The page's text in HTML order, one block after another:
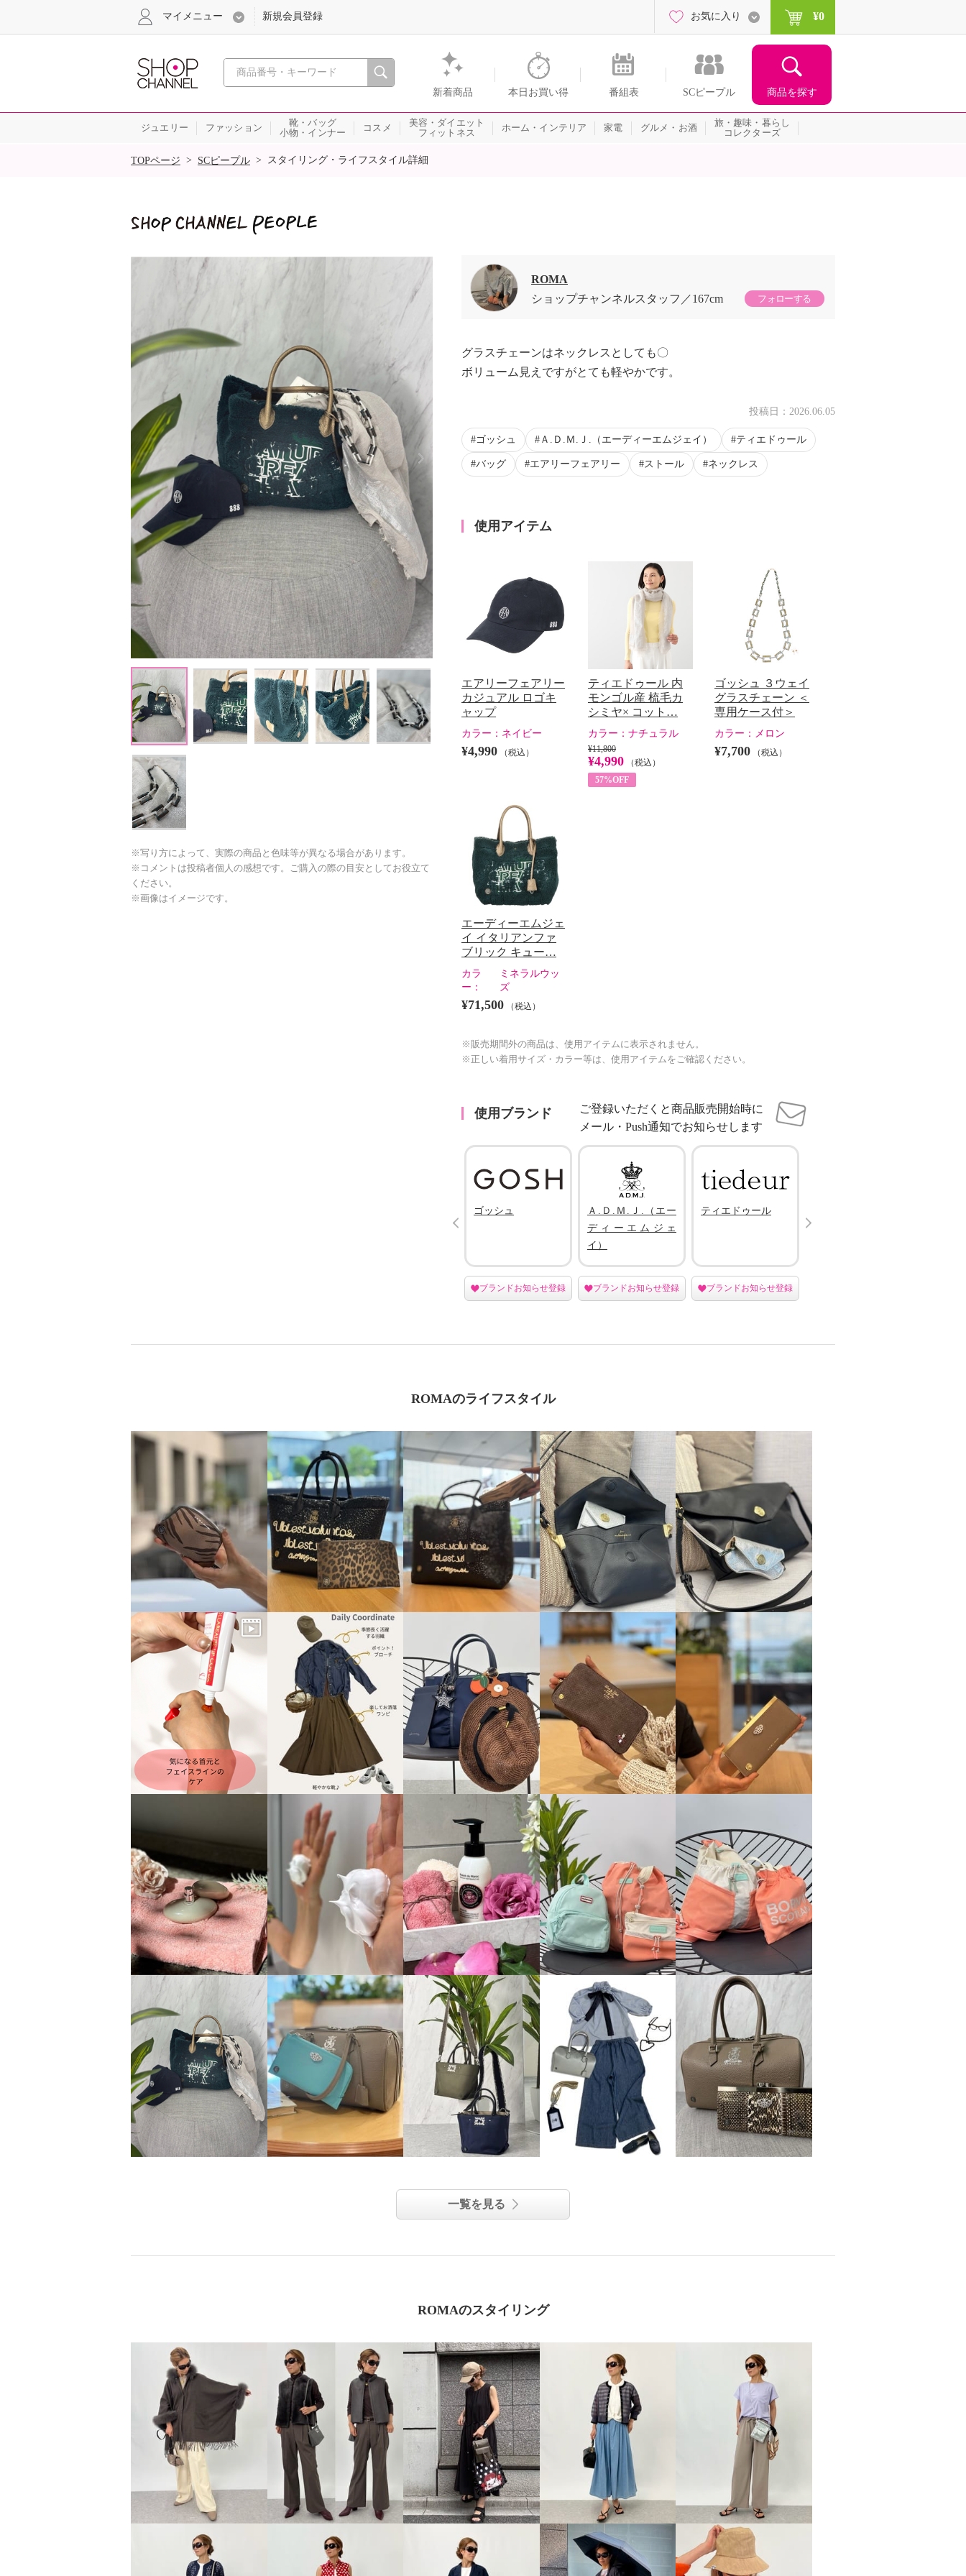
心おどる、瞬間を。通販・テレビショッピングのショップチャンネル
新着商品 本日お買い得 番組表 SCピープル 商品を探す
マイメニュー 新規会員登録 お気に入り ¥0
ジュエリー ファッション
靴・バッグ
小物・インナー
コスメ
美容・ダイエット
フィットネス
ホーム・インテリア 家電 グルメ・お酒
旅・趣味・暮らし
コレクターズ
SALE
TOPページ > SCピープル > スタイリング・ライフスタイル詳細
Next
※写り方によって、実際の商品と色味等が異なる場合があります。
※コメントは投稿者個人の感想です。ご購入の際の目安としてお役立て
ください。
※画像はイメージです。
ROMA
ショップチャンネルスタッフ
167cm フォローする
グラスチェーンはネックレスとしても〇
ボリューム見えですがとても軽やかです。
投稿日： 2026.06.05
ゴッシュ Ａ.Ｄ.Ｍ.Ｊ.（エーディーエムジェイ） ティエドゥール
バッグ エアリーフェアリー ストール ネックレス
使用アイテム
エアリーフェアリー
カジュアル ロゴキ
ャップ
カラー： ネイビー
¥4,990 （税込）
ティエドゥール 内
モンゴル産 梳毛カ
シミヤ× コット…
カラー： ナチュラル
¥11,800
¥4,990
（税込）
57%OFF
ゴッシュ ３ウェイ
グラスチェーン ＜
専用ケース付＞
カラー： メロン
¥7,700 （税込）
エーディーエムジェ
イ イタリアンファ
ブリック キュー…
カラ
ー：
ミネラルウッ
ズ
¥71,500 （税込）
※販売期間外の商品は、使用アイテムに表示されません。
※正しい着用サイズ・カラー等は、使用アイテムをご確認ください。
使用ブランド
ご登録いただくと商品販売開始時に
メール・Push通知でお知らせします
ゴッシュ
ブランドお知らせ登録
Ａ.Ｄ.Ｍ.Ｊ.（エー
ディーエムジェ
イ）
ブランドお知らせ登録
ティエドゥール
ブランドお知らせ登録
Next
ROMAのライフスタイル
一覧を見る
ROMAのスタイリング